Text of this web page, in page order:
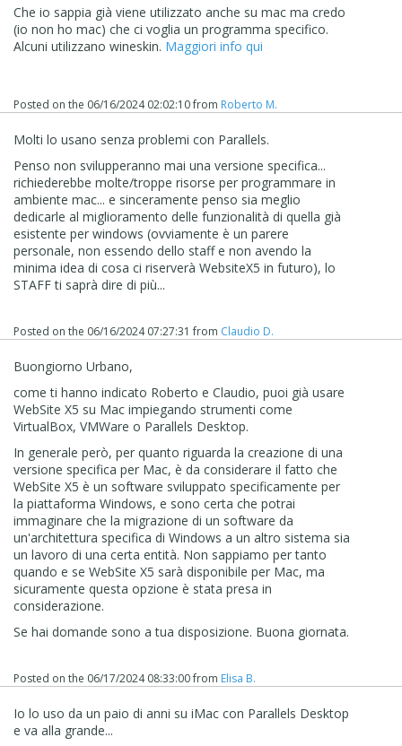
Che io sappia già viene utilizzato anche su mac ma credo
(io non ho mac) che ci voglia un programma specifico.
Alcuni utilizzano wineskin. Maggiori info qui
Posted on the 06/16/2024 02:02:10from Roberto M.
Molti lo usano senza problemi con Parallels.
Penso non svilupperanno mai una versione specifica...
richiederebbe molte/troppe risorse per programmare in
ambiente mac... e sinceramente penso sia meglio
dedicarle al miglioramento delle funzionalità di quella già
esistente per windows (ovviamente è un parere
personale, non essendo dello staff e non avendo la
minima idea di cosa ci riserverà WebsiteX5 in futuro), lo
STAFF ti saprà dire di più...
Posted on the 06/16/2024 07:27:31 from Claudio D.
Buongiorno Urbano,
come ti hanno indicato Roberto e Claudio, puoi già usare
WebSite X5 su Mac impiegando strumenti come
VirtualBox, VMWare o Parallels Desktop.
In generale però, per quanto riguarda la creazione di una
versione specifica per Mac, è da considerare il fatto che
WebSite X5 è un software sviluppato specificamente per
la piattaforma Windows, e sono certa che potrai
immaginare che la migrazione di un software da
un'architettura specifica di Windows a un altro sistema sia
un lavoro di una certa entità. Non sappiamo per tanto
quando e se WebSite X5 sarà disponibile per Mac, ma
sicuramente questa opzione è stata presa in
considerazione.
Se hai domande sono a tua disposizione. Buona giornata.
Posted on the 06/17/2024 08:33:00from Elisa B.
Io lo uso da un paio di anni su iMac con Parallels Desktop
e va alla grande...